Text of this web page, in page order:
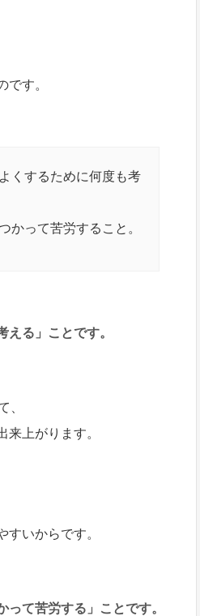
です。
くするために何度も考
かって苦労すること。
る」ことです。
、
来上がります。
すいからです。
て苦労する」ことです。